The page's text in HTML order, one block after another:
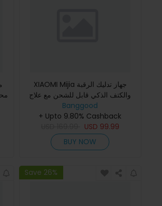
XIAOMI Mijia جهاز تدليك الرقبة
والكتف الذكي قابل للشحن مع علاج
حراري 9 أوضاع تحكم عبر التطبيق
وNFC لعلاج الأنسجة العميقة
Banggood
+ Upto 9.80% Cashback
USD 99.99
BUY NOW
Save 26%